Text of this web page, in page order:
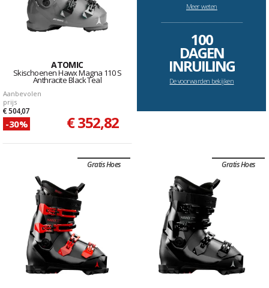
ATOMIC
Skischoenen Hawx Magna 110 S
Anthracite Black Teal
Aanbevolen
prijs
€ 504,07
-30% € 352,82
Meer weten
--------------------------------------------------------------------
100
DAGEN
INRUILING
De voorwarden bekijken
Gratis Hoes Gratis Hoes